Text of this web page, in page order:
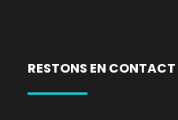
RESTONS EN CONTACT